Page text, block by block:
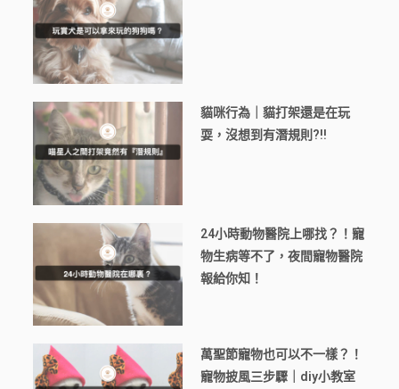
貓咪行為｜貓打架還是在玩
耍，沒想到有潛規則?!!
24小時動物醫院上哪找？！寵
物生病等不了，夜間寵物醫院
報給你知！
萬聖節寵物也可以不一樣？！
寵物披風三步驟｜diy小教室